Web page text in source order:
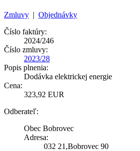
Zmluvy | Objednávky
Číslo faktúry:
2024/246
Číslo zmluvy:
2023/28
Popis plnenia:
Dodávka elektrickej energie
Cena:
323,92 EUR
Odberateľ:
Obec Bobrovec
Adresa:
032 21,Bobrovec 90